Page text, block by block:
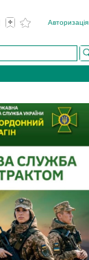
Авторизація